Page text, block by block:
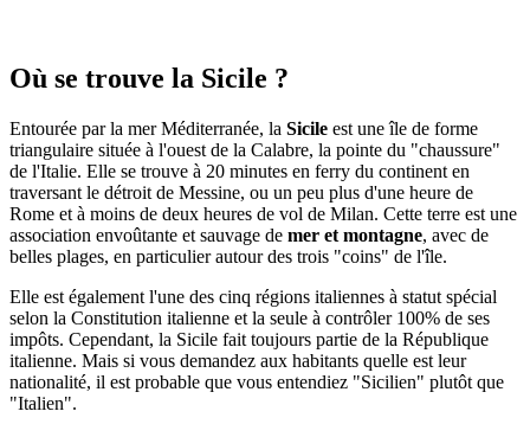
Où se trouve la Sicile ?
Entourée par la mer Méditerranée, la Sicile est une île de forme
triangulaire située à l'ouest de la Calabre, la pointe du "chaussure"
de l'Italie. Elle se trouve à 20 minutes en ferry du continent en
traversant le détroit de Messine, ou un peu plus d'une heure de
Rome et à moins de deux heures de vol de Milan. Cette terre est une
association envoûtante et sauvage de mer et montagne, avec de
belles plages, en particulier autour des trois "coins" de l'île.
Elle est également l'une des cinq régions italiennes à statut spécial
selon la Constitution italienne et la seule à contrôler 100% de ses
impôts. Cependant, la Sicile fait toujours partie de la République
italienne. Mais si vous demandez aux habitants quelle est leur
nationalité, il est probable que vous entendiez "Sicilien" plutôt que
"Italien".